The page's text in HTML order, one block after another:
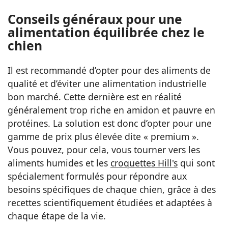
Conseils généraux pour une
alimentation équilibrée chez le
chien
Il est recommandé d’opter pour des aliments de
qualité et d’éviter une alimentation industrielle
bon marché. Cette dernière est en réalité
généralement trop riche en amidon et pauvre en
protéines. La solution est donc d’opter pour une
gamme de prix plus élevée dite « premium ».
Vous pouvez, pour cela, vous tourner vers les
aliments humides et les croquettes Hill's qui sont
spécialement formulés pour répondre aux
besoins spécifiques de chaque chien, grâce à des
recettes scientifiquement étudiées et adaptées à
chaque étape de la vie.